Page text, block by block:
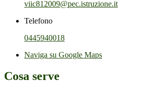
viic812009@pec.istruzione.it
Telefono
0445940018
Naviga su Google Maps
Cosa serve